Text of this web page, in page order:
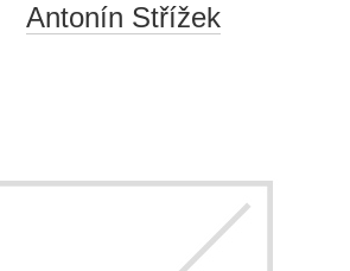
Antonín Střížek